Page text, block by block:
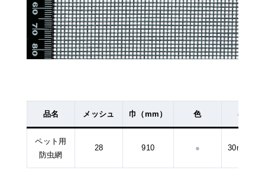
品名 メッシュ 巾（mm） 色 巻量
ペット用
防虫網
28 910 ● 30m、2ｍ